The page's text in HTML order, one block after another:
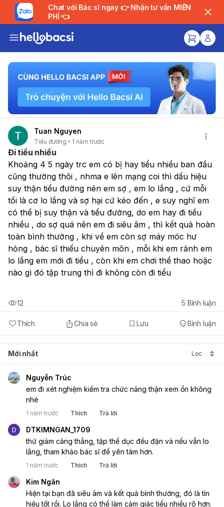
Chat với Bác sĩ ngay 👉 Nhận tư vấn MIỄN
PHÍ 👈
Tuan Nguyen
Tiểu đường 1 năm trước
Đi tiểu nhiều
Khoảng 4 5 ngày trc em có bị hay tiểu nhiều ban đầu
cũng thường thôi , nhma e lên mạng coi thì dấu hiệu
suy thận tiểu đường nên em sợ , em lo lắng , cứ mỗi
tối là cơ lo lắng và sợ hại cứ kéo đến , e suy nghĩ em
có thể bị suy thận và tiểu đường, do em hay đi tiều
nhiều , do sợ quá nên em đi siêu âm , thì kết quả hoàn
toàn bình thường , khi về em còn sợ máy móc hư
hỏng , bác sĩ thiếu chuyên môn , mỗi khi em rảnh em
lo lắng em mới đi tiểu , còn khi em chơi thể thao hoặc
nào gì đó tập trung thì đi không còn đi tiểu
Thích Chia sẻ Lưu Bình luận
12 5 Bình luận
Mới nhất Lọc
Nguyễn Trúc
em đi xét nghiệm kiểm tra chức năng thận xem ổn không
nhé
1 năm trước Thích Trả lời
DTKIMNGAN_1709
thử giảm căng thẳng, tập thể dục đều đặn và nếu vẫn lo
lắng, tham khảo bác sĩ để yên tâm hơn.
1 năm trước Thích Trả lời
Kim Ngân
Hiện tại bạn đã siêu âm và kết quả bình thường, đó là tín
hiệu tốt rồi. Lo lắng có thể làm cảm giác tiểu nhiều rõ hơn.